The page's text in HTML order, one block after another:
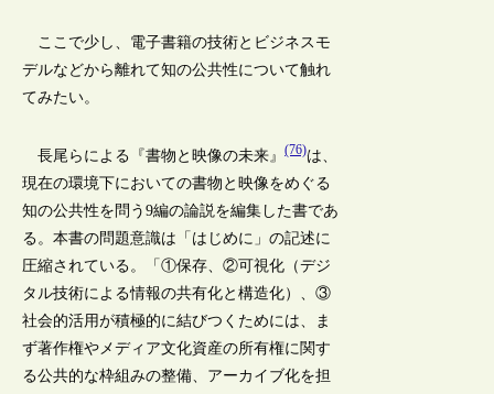
ここで少し、電子書籍の技術とビジネスモ
デルなどから離れて知の公共性について触れ
てみたい。
長尾らによる『書物と映像の未来』(76)は、
現在の環境下においての書物と映像をめぐる
知の公共性を問う9編の論説を編集した書であ
る。本書の問題意識は「はじめに」の記述に
圧縮されている。「①保存、②可視化（デジ
タル技術による情報の共有化と構造化）、③
社会的活用が積極的に結びつくためには、ま
ず著作権やメディア文化資産の所有権に関す
る公共的な枠組みの整備、アーカイブ化を担